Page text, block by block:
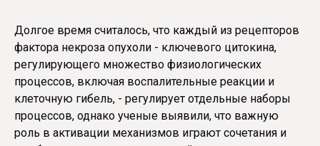
Долгое время считалось, что каждый из рецепторов
фактора некроза опухоли - ключевого цитокина,
регулирующего множество физиологических
процессов, включая воспалительные реакции и
клеточную гибель, - регулирует отдельные наборы
процессов, однако ученые выявили, что важную
роль в активации механизмов играют сочетания и